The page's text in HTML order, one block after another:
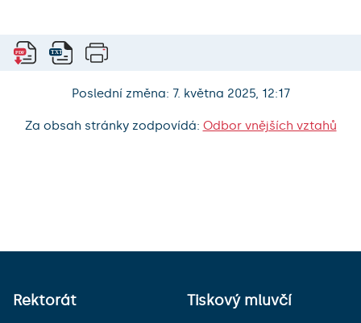
Poslední změna: 7. května 2025, 12:17
Za obsah stránky zodpovídá: Odbor vnějších vztahů
Rektorát Tiskový mluvčí